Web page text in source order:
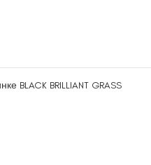
BLACK BRILLIANT GRASS